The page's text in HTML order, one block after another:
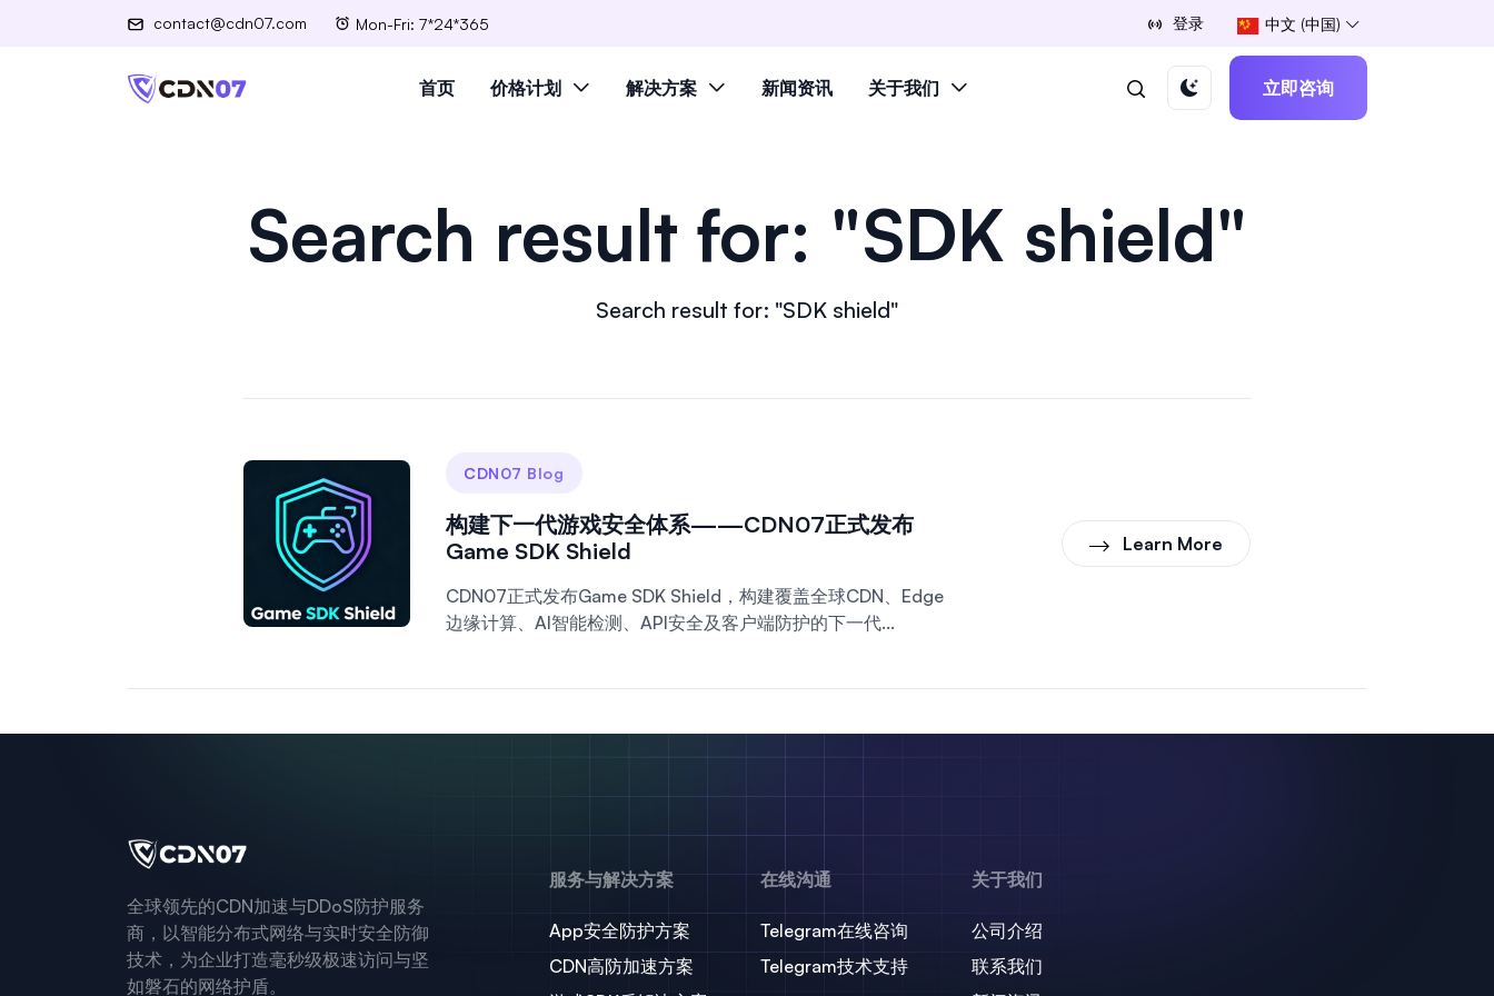
contact@cdn07.com Mon-Fri: 7*24*365 登录 中文 (中国)
首页 价格计划 解决方案 新闻资讯 关于我们 立即咨询
Search result for: "SDK shield"
Search result for: "SDK shield"
CDN07 Blog
构建下一代游戏安全体系——CDN07正式发布
Game SDK Shield
CDN07正式发布Game SDK Shield，构建覆盖全球CDN、Edge
边缘计算、AI智能检测、API安全及客户端防护的下一代...
Learn More
全球领先的CDN加速与DDoS防护服务
商，以智能分布式网络与实时安全防御
技术，为企业打造毫秒级极速访问与坚
如磐石的网络护盾。
服务与解决方案
App安全防护方案
CDN高防加速方案
在线沟通
Telegram在线咨询
Telegram技术支持
关于我们
公司介绍
联系我们